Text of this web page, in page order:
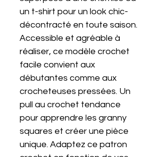
un t-shirt pour un look chic-
décontracté en toute saison.
Accessible et agréable à
réaliser, ce modèle crochet
facile convient aux
débutantes comme aux
crocheteuses pressées. Un
pull au crochet tendance
pour apprendre les granny
squares et créer une pièce
unique. Adaptez ce patron